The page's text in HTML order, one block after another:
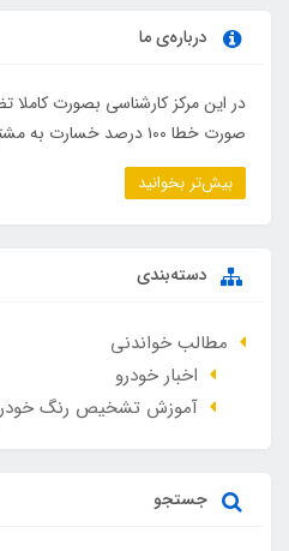
درباره‌ی ما
در این مرکز کارشناسی بصورت
صورت خطا ۱۰۰ درصد خسارت به مشتری پرداخت می شود...
بیش‌تر بخوانید
دسته‌بندی
مطالب خواندنی
اخبار خودرو
آموزش تشخیص رنگ
جستجو